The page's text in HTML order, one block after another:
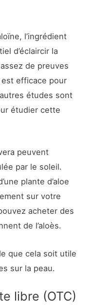
l’ingrédient
d’éclaircir la
de preuves
est efficace pour
études sont
étudier cette
peuvent
par le soleil.
plante d’aloe
sur votre
acheter des
de l’aloès.
que cela soit utile
sur la peau.
libre (OTC)